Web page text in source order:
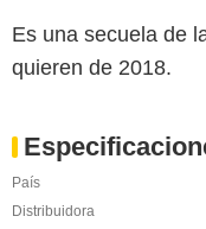
Es una secuela de
quieren de 2018.
País
Distribuidora